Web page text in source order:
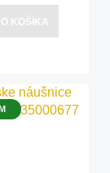
KOŠÍKA